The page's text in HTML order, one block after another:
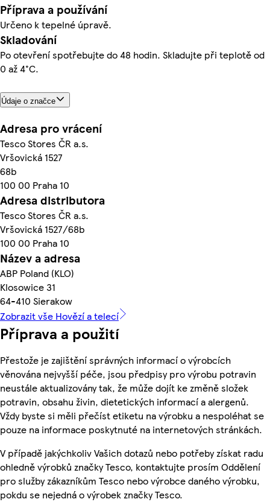
Příprava a používání
Určeno k tepelné úpravě.
Skladování
Po otevření spotřebujte do 48 hodin. Skladujte při teplotě od
0 až 4°C.
Údaje o značce
Adresa pro vrácení
Tesco Stores ČR a.s.
Vršovická 1527
68b
100 00 Praha 10
Adresa distributora
Tesco Stores ČR a.s.
Vršovická 1527/68b
100 00 Praha 10
Název a adresa
ABP Poland (KLO)
Klosowice 31
64-410 Sierakow
Zobrazit vše Hovězí a telecí
Příprava a použití
Přestože je zajištění správných informací o výrobcích
věnována nejvyšší péče, jsou předpisy pro výrobu potravin
neustále aktualizovány tak, že může dojít ke změně složek
potravin, obsahu živin, dietetických informací a alergenů.
Vždy byste si měli přečíst etiketu na výrobku a nespoléhat se
pouze na informace poskytnuté na internetových stránkách.
V případě jakýchkoliv Vašich dotazů nebo potřeby získat radu
ohledně výrobků značky Tesco, kontaktujte prosím Oddělení
pro služby zákazníkům Tesco nebo výrobce daného výrobku,
pokdu se nejedná o výrobek značky Tesco.